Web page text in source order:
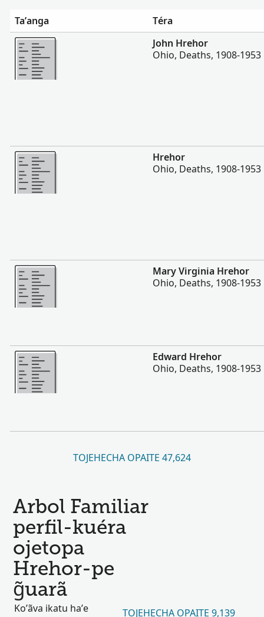
Ta’anga
Téra
Hetave
John Hrehor
Ohio, Deaths, 1908-1953
Hetave
Hrehor
Ohio, Deaths, 1908-1953
Hetave
Mary Virginia Hrehor
Ohio, Deaths, 1908-1953
Hetave
Edward Hrehor
Ohio, Deaths, 1908-1953
TOJEHECHA OPAITE 47,624
Arbol Familiar
perfil-kuéra
ojetopa
Hrehor-pe
g̃uarã
Ko’ãva ikatu ha’e
TOJEHECHA OPAITE 9,139